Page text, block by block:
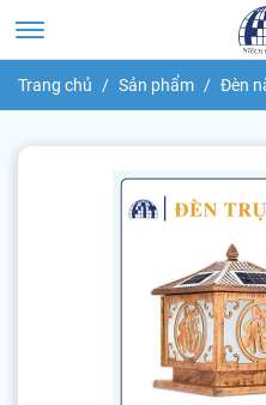
Trang chủ Sản phẩm Đèn